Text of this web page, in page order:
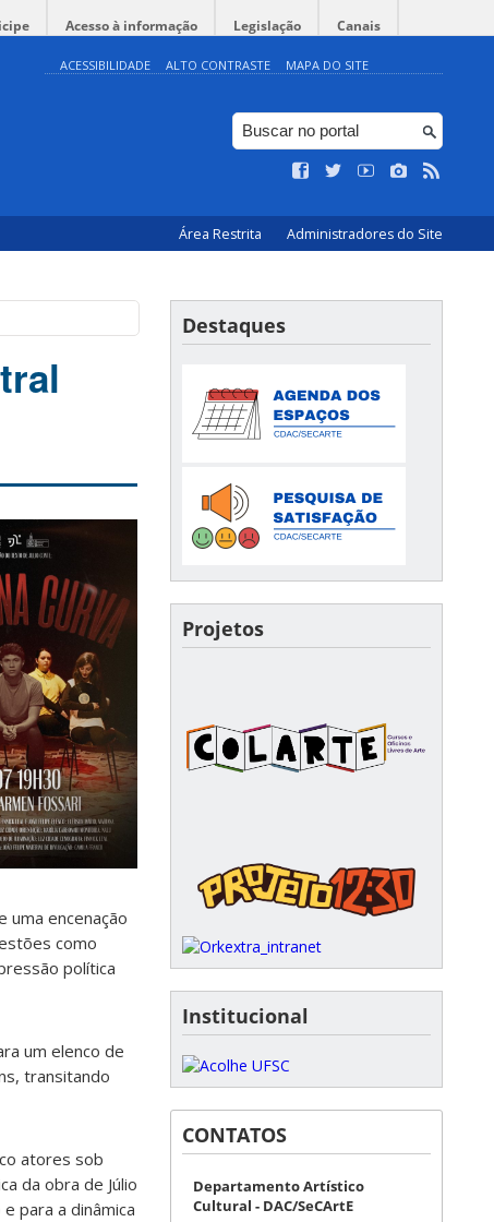
Acesso à informação Legislação Canais
ACESSIBILIDADE ALTO CONTRASTE MAPA DO SITE
Área Restrita Administradores do Site
uma encenação
como
política
um elenco de
transitando
atores sob
da obra de Júlio
para a dinâmica
Destaques
Projetos
Institucional
CONTATOS
Departamento Artístico
Cultural - DAC/SeCArtE